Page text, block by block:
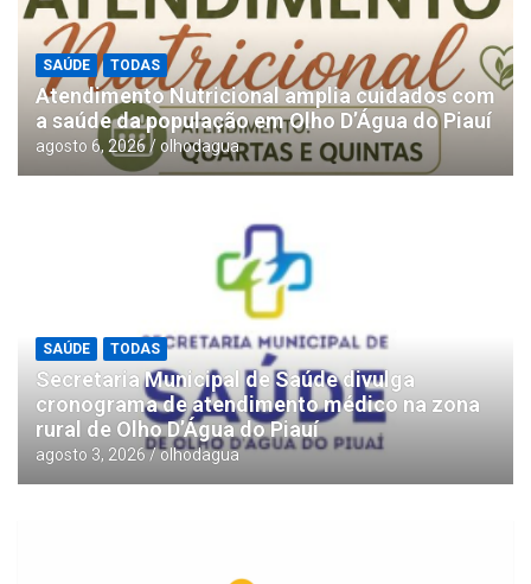
SAÚDE TODAS
Atendimento Nutricional amplia cuidados com
a saúde da população em Olho D’Água do Piauí
agosto 6, 2026 olhodagua
SAÚDE TODAS
Secretaria Municipal de Saúde divulga
cronograma de atendimento médico na zona
rural de Olho D’Água do Piauí
agosto 3, 2026 olhodagua